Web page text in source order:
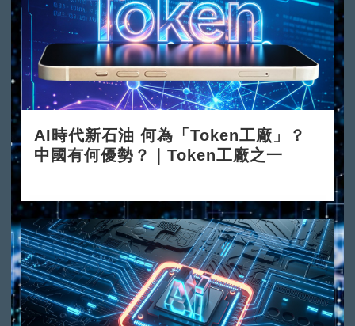
AI時代新石油 何為「Token工廠」？
中國有何優勢？｜Token工廠之一